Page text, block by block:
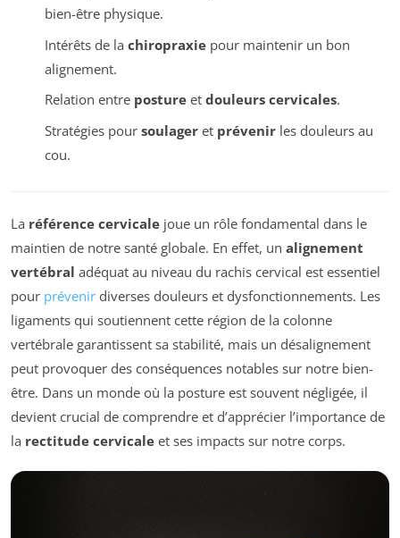
bien-être physique.
Intérêts de la chiropraxiepour maintenir un bon
alignement.
Relation entre postureet douleurs cervicales.
Stratégies pour soulageret prévenirles douleurs au
cou.
La référence cervicale joue un rôle fondamental dans le
maintien de notre santé globale. En effet, un alignement
vertébral adéquat au niveau du rachis cervical est essentiel
pour prévenir diverses douleurs et dysfonctionnements. Les
ligaments qui soutiennent cette région de la colonne
vertébrale garantissent sa stabilité, mais un désalignement
peut provoquer des conséquences notables sur notre bien-
être. Dans un monde où la posture est souvent négligée, il
devient crucial de comprendre et d’apprécier l’importance de
la rectitude cervicale et ses impacts sur notre corps.